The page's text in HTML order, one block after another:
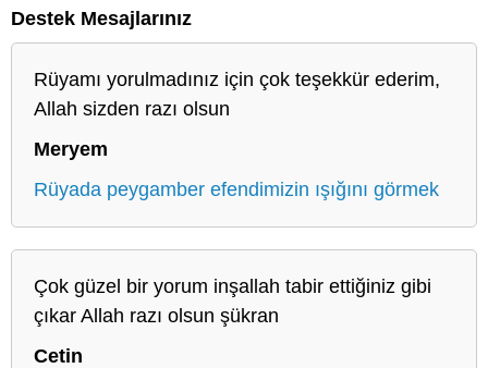
Destek Mesajlarınız
Rüyamı yorulmadınız için çok teşekkür ederim,
Allah sizden razı olsun
Meryem
Rüyada peygamber efendimizin ışığını görmek
Çok güzel bir yorum inşallah tabir ettiğiniz gibi
çıkar Allah razı olsun şükran
Cetin